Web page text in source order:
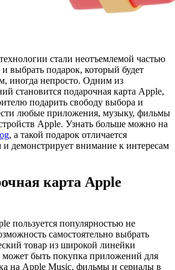
стали неотъемлемой частью
выбрать подарок, который будет
иногда непросто. Одним из
становится подарочная карта Apple,
подарить свободу выбора и
любые приложения, музыку, фильмы
Apple. Узнать больше можно на
, а такой подарок отличается
и демонстрирует внимание к интересам
карта Apple
пользуется популярностью не
самостоятельно выбрать
товар из широкой линейки
быть покупка приложений для
на Apple Music, фильмы и сериалы в